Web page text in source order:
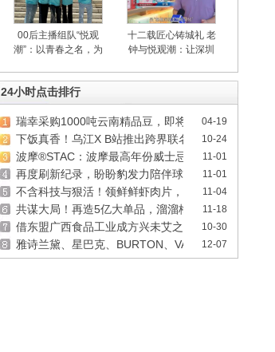
00后主播组队“悦观
潮”：以青春之名，为
十二载匠心铸城礼 老
钟与悦观潮：让深圳
24小时点击排行
瑞幸采购1000吨云南精品豆，即将全国推出云南红蜜
04-19
下饭真香！乌江X B站推出跨界联名榨菜10-24
波摩®STAC：波摩最高年份威士忌以56.25万英镑成交
11-01
再度刷新纪录，盼盼豹发力陪伴球王梅西，一同登顶
11-01
不含科技与狠活！领鲜鲜虾肉片，配料简单看得见！
11-04
共谋大局！再造5亿大单品，溜溜梅的想象空间有多大
11-18
借东盟广西食品工业成方兴未艾之势 传薪火柳工集团
10-30
雅诗兰黛、星巴克、BURTON、VANS等大牌在抖音
12-07